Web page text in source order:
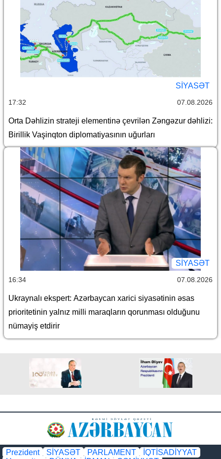
SİYASƏT
17:32 07.08.2026
Orta Dəhlizin strateji elementinə çevrilən Zəngəzur dəhlizi:
Birillik Vaşinqton diplomatiyasının uğurları
SİYASƏT
16:34 07.08.2026
Ukraynalı ekspert: Azərbaycan xarici siyasətinin əsas
prioritetinin yalnız milli maraqların qorunması olduğunu
nümayiş etdirir
Prezident SİYASƏT PARLAMENT
İQTİSADİYYAT